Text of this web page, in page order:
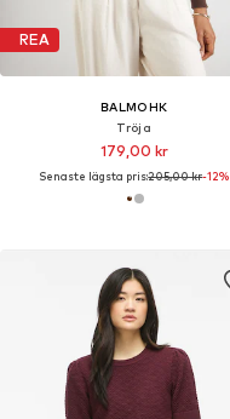
REA
BALMOHK
Tröja
179,00 kr
Senaste lägsta pris:205,00 kr-12%